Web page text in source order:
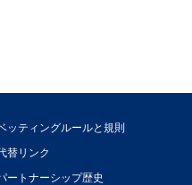
ッティングルールと規則
替リンク
ートナーシップ歴史